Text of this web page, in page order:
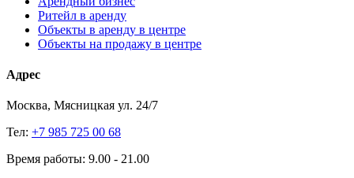
Ритейл в аренду
Объекты в аренду в центре
Объекты на продажу в центре
Адрес
Москва, Мясницкая ул. 24/7
Тел: +7 985 725 00 68
Время работы: 9.00 - 21.00